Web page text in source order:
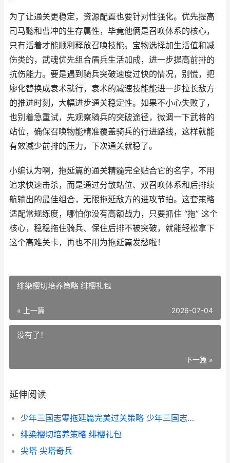
为了让通关更稳定，资源配置也要针对性强化。优先提高
司马懿和曹冲的生存属性，毕竟他俩是召唤体系的核心，
只有活着才能顺利释放召唤技能。宝物选择加生活值和减
伤类的，武魂优先组合盾兵生活加成，进一步提高前排的
抗伤能力。要是遇到骑兵突破速度过快的情况，别慌，把
廖化替换成袁术就行，袁术的减速技能能进一步拉长敌方
的推进时刻，大幅进步通关稳定性。如果不小心失败了，
也别着急重试，先观察骑兵的突破途径，微调一下武将的
站位，确保召唤物能精准覆盖骑兵的行进路线，这样就能
有效减少前排的压力，下次通关就稳了。
小编认为啊，拖延篇的通关精髓完全贴合它的名字，不用
追求快速击杀，而是通过分散站位、双召唤体系和后排续
航输出的最佳组合，无限拖延敌方的进攻节拍。这套策略
适配常规练度，哪怕你没有高额战力，只要抓住 “拖” 这个
核心，稳稳拖住骑兵、保住后排不被突破，就能轻松拿下
这个高难关卡，再也不用为拖延篇发愁啦！
绯染樱切培养策略 绯樱礼包
« 上一篇 2026-07-04
没有了！
下一篇 »
延伸阅读
少年三国志零拖延篇完美过关策略 少年三国志零刷图阵容
绯染樱切培养策略 绯樱礼包
尖塔 尖塔奇兵